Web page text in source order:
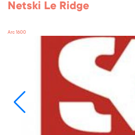
Netski Le Ridge
Arc 1600